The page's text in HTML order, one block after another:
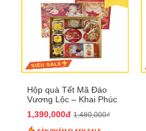
Hộp quà Tết Mã Đáo
Vương Lộc – Khai Phúc
1,390,000đ 1,480,000₫